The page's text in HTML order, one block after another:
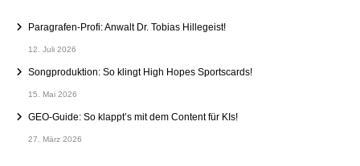
Paragrafen-Profi: Anwalt Dr. Tobias Hillegeist!
12. Juli 2026
Songproduktion: So klingt High Hopes Sportscards!
15. Mai 2026
GEO-Guide: So klappt’s mit dem Content für KIs!
27. März 2026